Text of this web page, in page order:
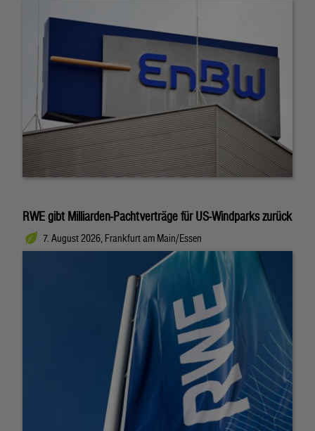
RWE gibt Milliarden-Pachtverträge für US-Windparks zurück
7. August 2026, Frankfurt am Main/Essen